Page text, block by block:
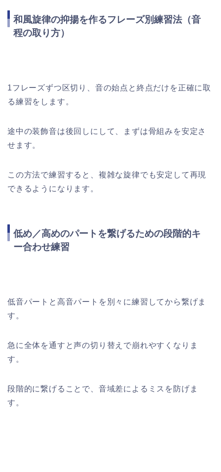
和風旋律の抑揚を作るフレーズ別練習法（音
程の取り方）
1フレーズずつ区切り、音の始点と終点だけを正確に取
る練習をします。
途中の装飾音は後回しにして、まずは骨組みを安定さ
せます。
この方法で練習すると、複雑な旋律でも安定して再現
できるようになります。
低め／高めのパートを繋げるための段階的キ
ー合わせ練習
低音パートと高音パートを別々に練習してから繋げま
す。
急に全体を通すと声の切り替えで崩れやすくなりま
す。
段階的に繋げることで、音域差によるミスを防げま
す。